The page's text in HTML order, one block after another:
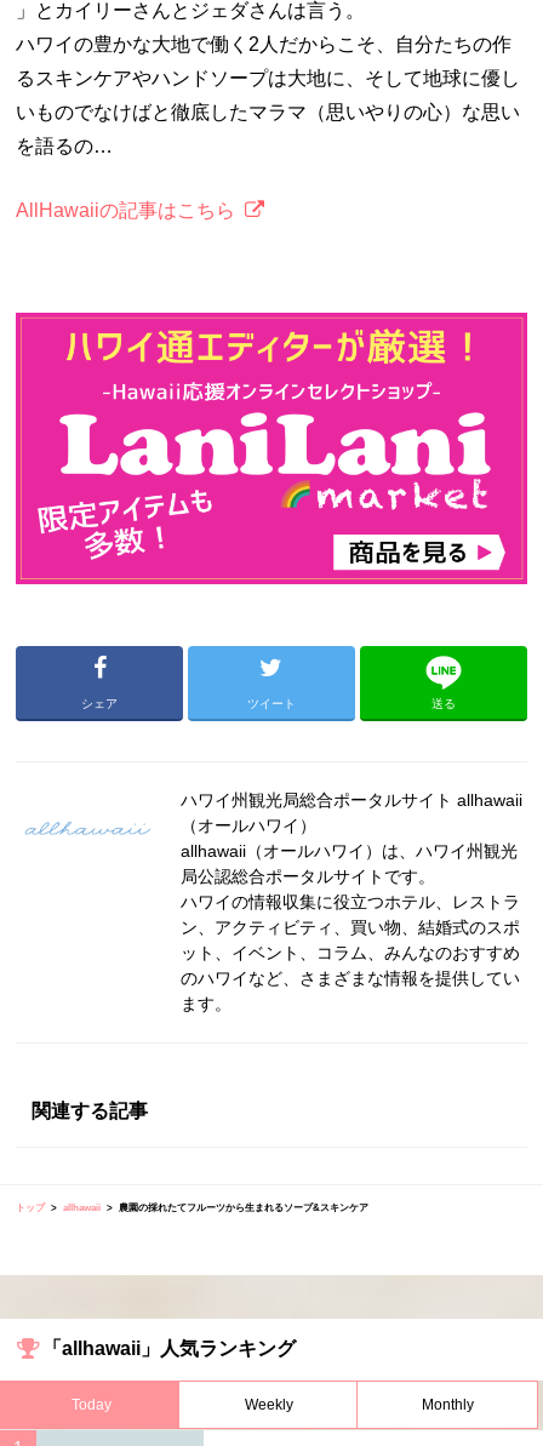
」とカイリーさんとジェダさんは言う。
ハワイの豊かな大地で働く2人だからこそ、自分たちの作
るスキンケアやハンドソープは大地に、そして地球に優し
いものでなけばと徹底したマラマ（思いやりの心）な思い
を語るの…
AllHawaiiの記事はこちら
シェア ツイート 送る
ハワイ州観光局総合ポータルサイト allhawaii
（オールハワイ）
allhawaii（オールハワイ）は、ハワイ州観光
局公認総合ポータルサイトです。
ハワイの情報収集に役立つホテル、レストラ
ン、アクティビティ、買い物、結婚式のスポ
ット、イベント、コラム、みんなのおすすめ
のハワイなど、さまざまな情報を提供してい
ます。
関連する記事
トップ allhawaii 農園の採れたてフルーツから生まれるソープ&スキンケア
「allhawaii」人気ランキング
Today Weekly Monthly